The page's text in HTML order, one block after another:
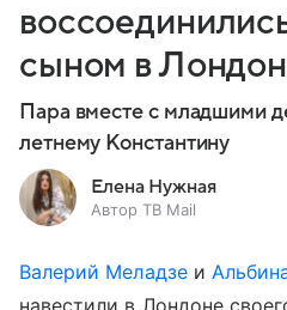
сыном в
Пара вместе с младшими
летнему Константину
Елена Нужная
Автор ТВ Mail
Валерий Меладзеи
навестили в Лондоне